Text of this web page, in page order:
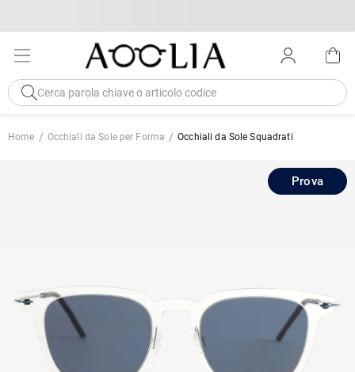
Home Occhiali da Sole per Forma Occhiali da Sole Squadrati
Prova